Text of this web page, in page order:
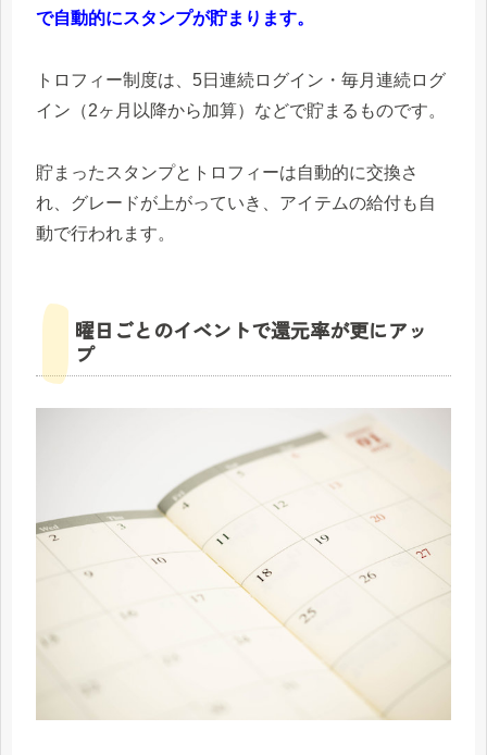
で自動的にスタンプが貯まります。
トロフィー制度は、5日連続ログイン・毎月連続ログ
イン（2ヶ月以降から加算）などで貯まるものです。
貯まったスタンプとトロフィーは自動的に交換さ
れ、グレードが上がっていき、アイテムの給付も自
動で行われます。
曜日ごとのイベントで還元率が更にアッ
プ